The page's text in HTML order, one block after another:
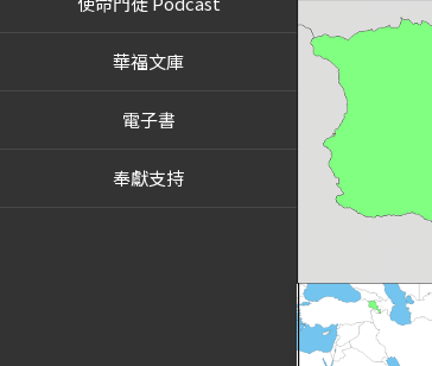
華福文庫
電子書
奉獻支持